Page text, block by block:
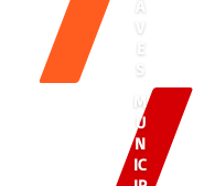
Á
E
S
M
U
N
IC